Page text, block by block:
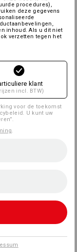
procedures),
deze gegevens
inhoud. Als u dit niet
verzetten tegen het
klant
incl. BTW)
voor de toekomst
U kunt uw
.